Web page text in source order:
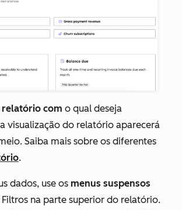
relatório com o qual deseja
visualização do relatório aparecerá
Saiba mais sobre os diferentes
.
dados, use os menus suspensos
Filtros na parte superior do relatório.